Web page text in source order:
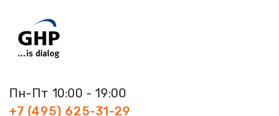
Пн-Пт 10:00 - 19:00
+7 (495) 625-31-29